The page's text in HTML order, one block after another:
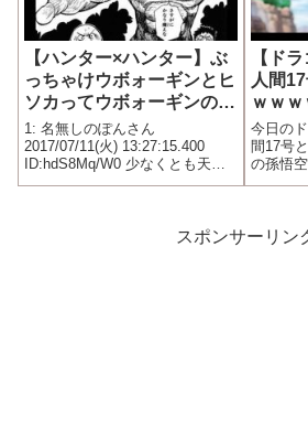
【ハンター×ハンター】ぶ
っちゃけウボォーギンとヒ
ソカってウボォーギンのが
強いよな
1: 名無しのぽんさん
2017/07/11(火) 13:27:15.400
ID:hdS8Mq/W0 少なくとも天空
闘技場でウボォーギンとクロロ
【ド
人間
ｗｗ
ｗ
今日の
間17号
の孫悟
名無し
りも弱
スポンサーリン